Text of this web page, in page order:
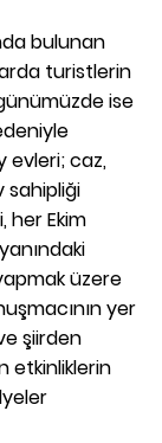
bulunan
turistlerin
ise
evleri; caz,
sahipliği
her Ekim
üzere
yer
şiirden
etkinliklerin